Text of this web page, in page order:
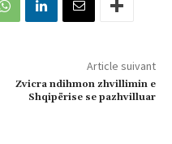
Article suivant
Zvicra ndihmon zhvillimin e
Shqipërise se pazhvilluar